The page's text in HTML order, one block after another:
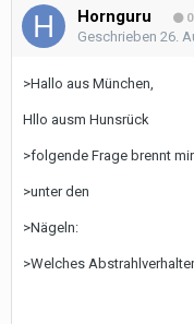
Hornguru 0
Geschrieben 26.
>Hallo aus München,
Hllo ausm Hunsrück
>folgende Frage brennt
>unter den
>Nägeln:
>Welches